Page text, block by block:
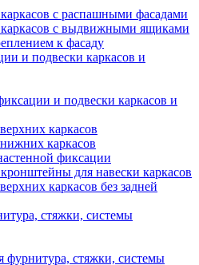
с распашными фасадами
каркасов с выдвижными ящиками
к фасаду
и подвески каркасов и
и подвески каркасов и
каркасов
каркасов
фиксации
для навески каркасов
каркасов без задней
стяжки, системы
фурнитура, стяжки, системы